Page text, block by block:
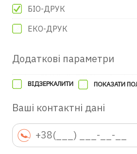
БІО-ДРУК
ЕКО-ДРУК
Додаткові параметри
ВІДЗЕРКАЛИТИ ПОКАЗАТИ
Ваші контактні дані